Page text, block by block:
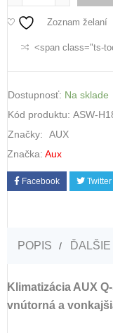
Zoznam želaní
<span class="ts-
Dostupnosť: Na sklade
Kód produktu: ASW-
Značky:
AUX
Značka: Aux
Facebook Twitter
POPIS
Klimatizácia AUX
vnútorná a